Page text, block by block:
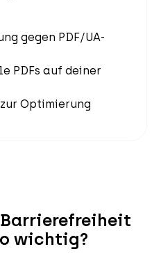
gegen PDF/UA-
PDFs auf deiner
Optimierung
wichtig?